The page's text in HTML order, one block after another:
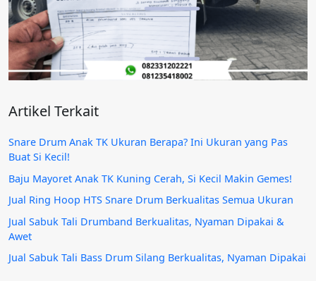
Artikel Terkait
Snare Drum Anak TK Ukuran Berapa? Ini Ukuran yang Pas
Buat Si Kecil!
Baju Mayoret Anak TK Kuning Cerah, Si Kecil Makin Gemes!
Jual Ring Hoop HTS Snare Drum Berkualitas Semua Ukuran
Jual Sabuk Tali Drumband Berkualitas, Nyaman Dipakai &
Awet
Jual Sabuk Tali Bass Drum Silang Berkualitas, Nyaman Dipakai